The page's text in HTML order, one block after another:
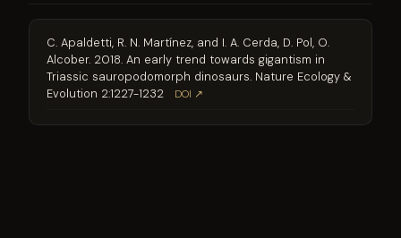
C. Apaldetti, R. N. Martínez, and I. A. Cerda, D. Pol, O.
Alcober. 2018. An early trend towards gigantism in
Triassic sauropodomorph dinosaurs. Nature Ecology &
Evolution 2:1227-1232
DOI ↗